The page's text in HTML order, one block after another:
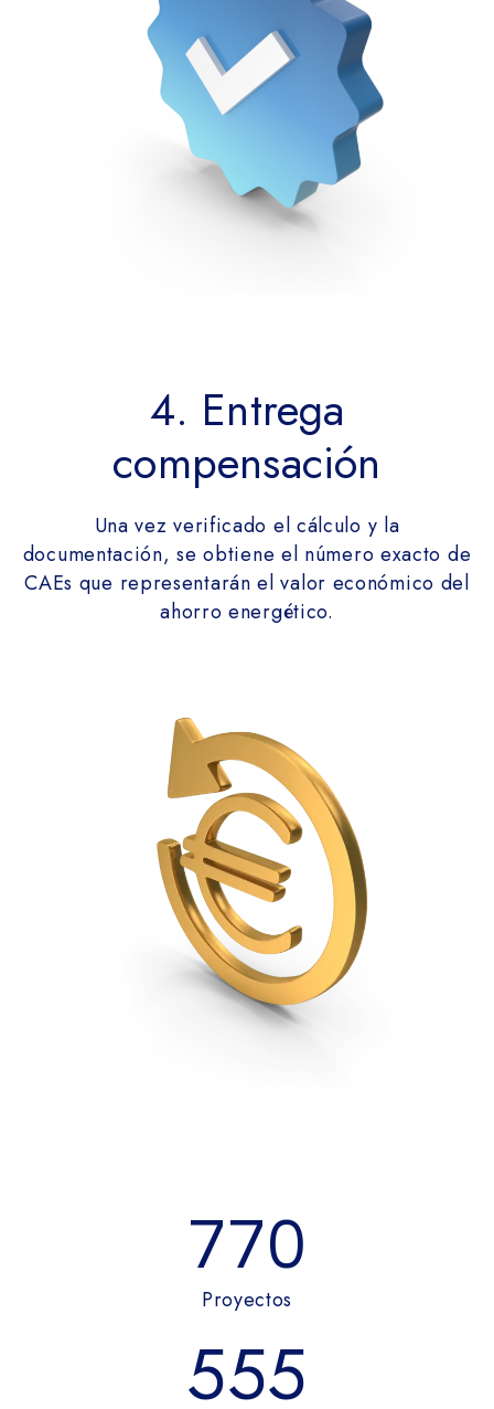
4. Entrega
compensación
Una vez verificado el cálculo y la
documentación, se obtiene el número exacto de
CAEs que representarán el valor económico del
ahorro energético.
Proyectos
770
555